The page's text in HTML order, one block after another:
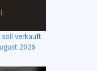
verkauft
2026